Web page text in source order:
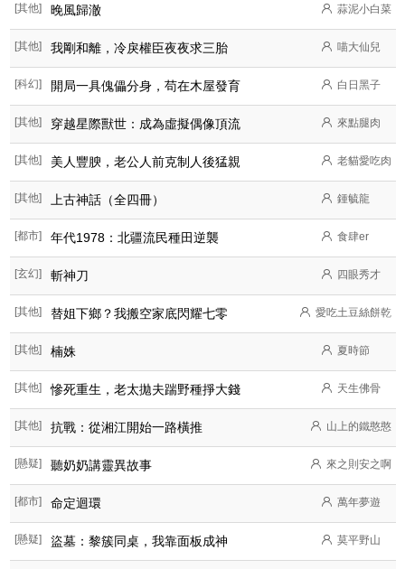
[其他] 晚風歸澈 蒜泥小白菜
[其他] 我剛和離，冷戾權臣夜夜求三胎 喵大仙兒
[科幻] 開局一具傀儡分身，苟在木屋發育 白日黑子
[其他] 穿越星際獸世：成為虛擬偶像頂流 來點腿肉
[其他] 美人豐腴，老公人前克制人後猛親 老貓愛吃肉
[其他] 上古神話（全四冊） 鍾毓龍
[都市] 年代1978：北疆流民種田逆襲 食肆er
[玄幻] 斬神刀 四眼秀才
[其他] 替姐下鄉？我搬空家底閃耀七零 愛吃土豆絲餅乾
[其他] 楠姝 夏時節
[其他] 慘死重生，老太拋夫踹野種掙大錢 天生佛骨
[其他] 抗戰：從湘江開始一路橫推 山上的鐵憨憨
[懸疑] 聽奶奶講靈異故事 來之則安之啊
[都市] 命定迴環 萬年夢遊
[懸疑] 盜墓：黎簇同桌，我靠面板成神 莫平野山